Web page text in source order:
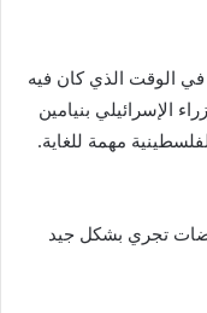
الوقت الذي كان فيه
الإسرائيلي بنيامين
مهمة للغاية.
تجري بشكل جيد